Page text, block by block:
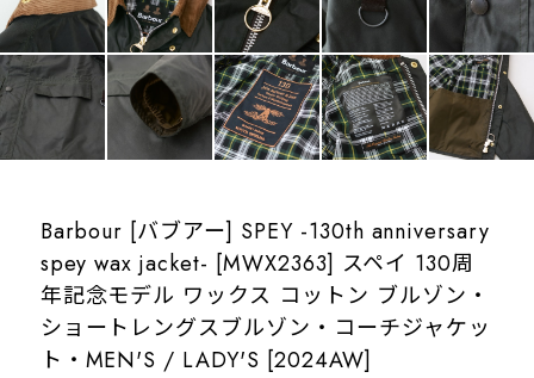
Barbour [バブアー] SPEY -130th anniversary
spey wax jacket- [MWX2363] スペイ 130周
年記念モデル ワックス コットン ブルゾン・
ショートレングスブルゾン・コーチジャケッ
ト・MEN'S / LADY'S [2024AW]